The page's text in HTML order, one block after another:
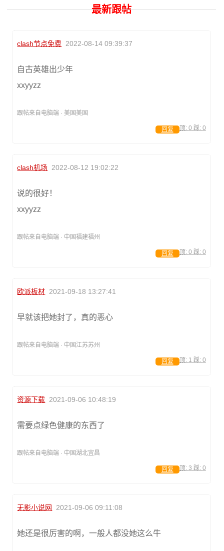
最新跟帖
clash节点免费 2022-08-14 09:39:37
自古英雄出少年
xxyyzz
跟帖来自电脑端 · 美国美国
顶: 0 踩: 0
回复
clash机场 2022-08-12 19:02:22
说的很好！
xxyyzz
跟帖来自电脑端 · 中国福建福州
顶: 0 踩: 0
回复
欧派板材 2021-09-18 13:27:41
早就该把她封了，真的恶心
跟帖来自电脑端 · 中国江苏苏州
顶: 1 踩: 0
回复
资源下载 2021-09-06 10:48:19
需要点绿色健康的东西了
跟帖来自电脑端 · 中国湖北宜昌
顶: 3 踩: 0
回复
无影小说网 2021-09-06 09:11:08
她还是很厉害的啊，一般人都没她这么牛